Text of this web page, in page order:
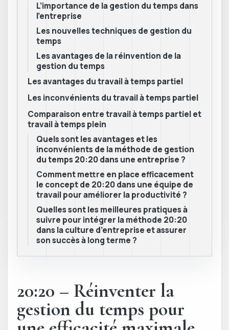
L’importance de la gestion du temps dans
l’entreprise
Les nouvelles techniques de gestion du
temps
Les avantages de la réinvention de la
gestion du temps
Les avantages du travail à temps partiel
Les inconvénients du travail à temps partiel
Comparaison entre travail à temps partiel et
travail à temps plein
Quels sont les avantages et les
inconvénients de la méthode de gestion
du temps 20:20 dans une entreprise ?
Comment mettre en place efficacement
le concept de 20:20 dans une équipe de
travail pour améliorer la productivité ?
Quelles sont les meilleures pratiques à
suivre pour intégrer la méthode 20:20
dans la culture d’entreprise et assurer
son succès à long terme ?
20:20 – Réinventer la
gestion du temps pour